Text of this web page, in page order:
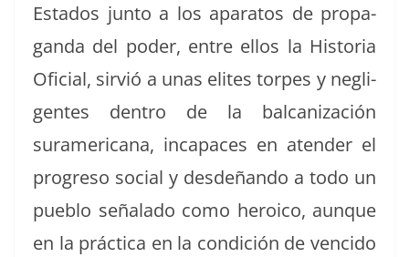
Esta­dos jun­to a los aparatos de pro­pa­
gan­da del poder, entre ellos la His­to­ria
Ofi­cial, sirvió a unas elites tor­pes y neg­li­
gentes den­tro de la bal­can­ización
suramer­i­cana, inca­paces en aten­der el
pro­gre­so social y des­deñan­do a todo un
pueblo señal­a­do como hero­ico, aunque
en la prác­ti­ca en la condi­ción de ven­ci­do